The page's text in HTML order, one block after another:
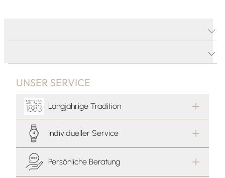
UNSER SERVICE
Langjährige Tradition
Individueller Service
Persönliche Beratung